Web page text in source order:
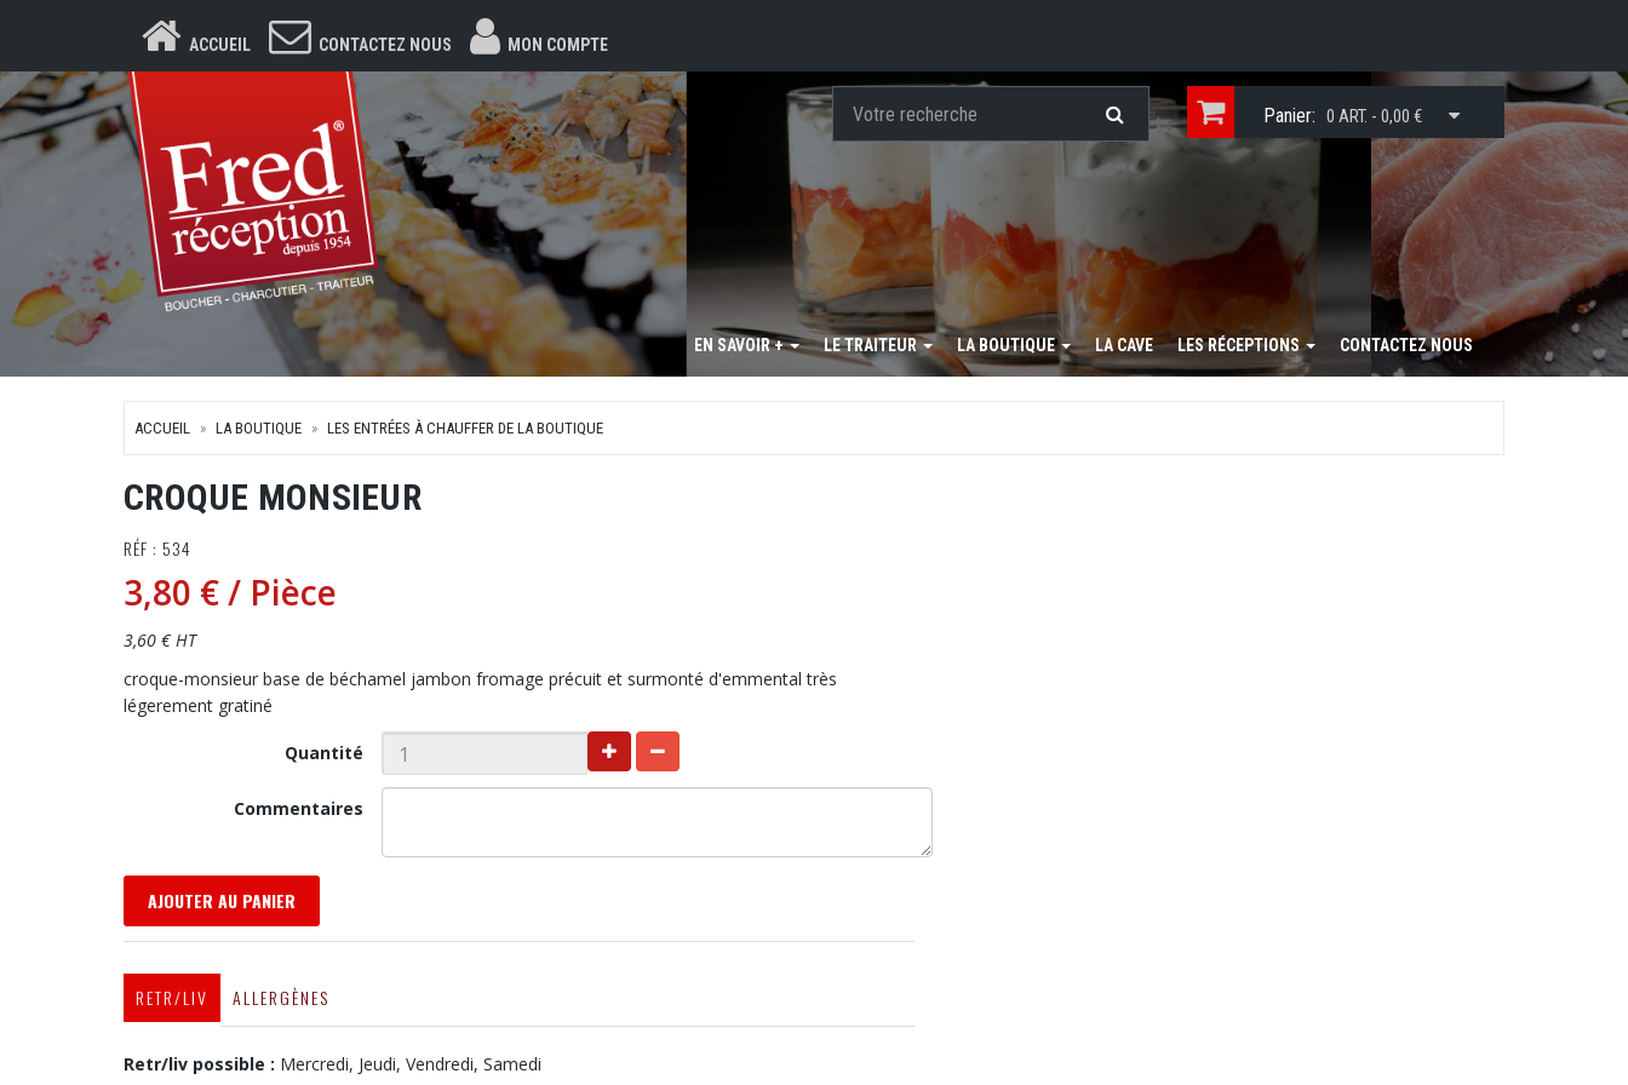
ACCUEIL CONTACTEZ NOUS MON COMPTE
Panier: 0 ART. - 0,00 €
EN SAVOIR + LE TRAITEUR LA BOUTIQUE LA CAVE LES RÉCEPTIONS CONTACTEZ NOUS
ACCUEIL LA BOUTIQUE LES ENTRÉES À CHAUFFER DE LA BOUTIQUE
CROQUE MONSIEUR
RÉF : 534
3,80 €/ Pièce
3,60 € HT
croque-monsieur base de béchamel jambon fromage précuit et surmonté d'emmental très
légerement gratiné
Quantité
Commentaires
AJOUTER AU PANIER
RETR/LIV ALLERGÈNES
Retr/liv possible : Mercredi, Jeudi, Vendredi, Samedi